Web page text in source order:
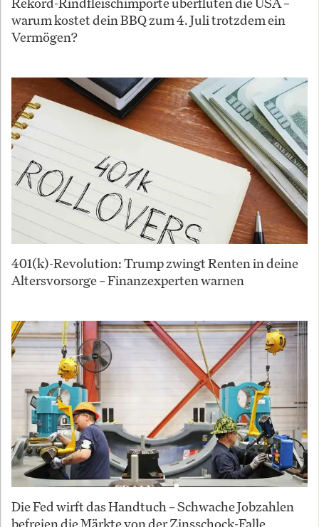
warum kostet dein BBQ zum 4. Juli trotzdem ein
Vermögen?
401(k)-Revolution: Trump zwingt Renten in deine
Altersvorsorge – Finanzexperten warnen
Die Fed wirft das Handtuch – Schwache Jobzahlen
befreien die Märkte von der Zinsschock-Falle